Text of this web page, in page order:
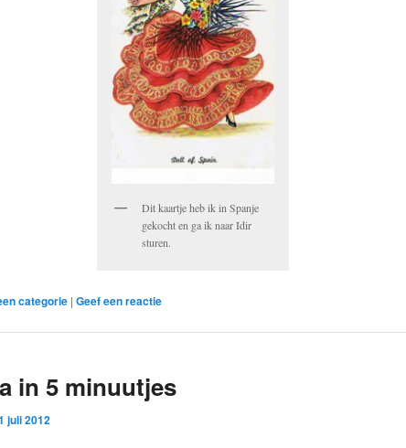
Dit kaartje heb ik in Spanje
gekocht en ga ik naar Idir
sturen.
categorie | Geef een reactie
in 5 minuutjes
juli 2012